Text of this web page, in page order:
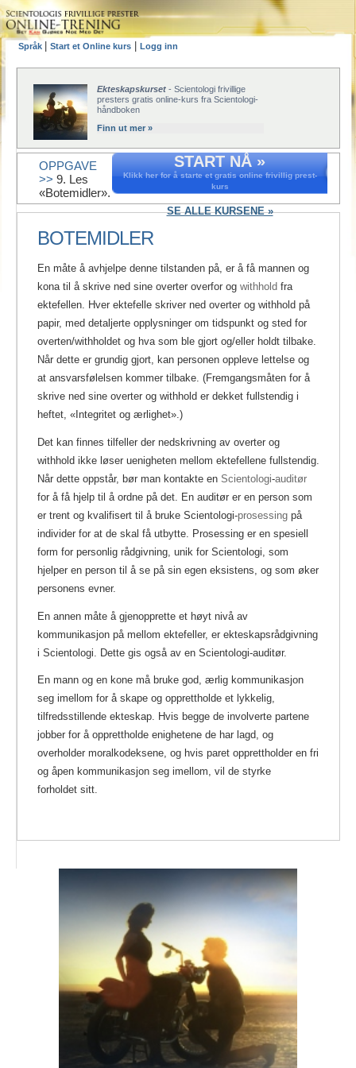
Språk Start et Online kurs Logg inn
Ekteskapskurset - Scientologi frivillige
presters gratis online-kurs fra Scientologi-
håndboken
Finn ut mer »
START NÅ »
Klikk her for å starte et gratis online frivillig prest-
kurs
SE ALLE KURSENE »
OPPGAVE
>> 9. Les
«Botemidler».
BOTEMIDLER
En måte å avhjelpe denne tilstanden på, er å få mannen og
kona til å skrive ned sine overter overfor og withhold fra
ektefellen. Hver ektefelle skriver ned overter og withhold på
papir, med detaljerte opplysninger om tidspunkt og sted for
overten/withholdet og hva som ble gjort og/eller holdt tilbake.
Når dette er grundig gjort, kan personen oppleve lettelse og
at ansvarsfølelsen kommer tilbake. (Fremgangsmåten for å
skrive ned sine overter og withhold er dekket fullstendig i
heftet, «Integritet og ærlighet».)
Det kan finnes tilfeller der nedskrivning av overter og
withhold ikke løser uenigheten mellom ektefellene fullstendig.
Når dette oppstår, bør man kontakte en Scientologi-auditør
for å få hjelp til å ordne på det. En auditør er en person som
er trent og kvalifisert til å bruke Scientologi-prosessing på
individer for at de skal få utbytte. Prosessing er en spesiell
form for personlig rådgivning, unik for Scientologi, som
hjelper en person til å se på sin egen eksistens, og som øker
personens evner.
En annen måte å gjenopprette et høyt nivå av
kommunikasjon på mellom ektefeller, er ekteskapsrådgivning
i Scientologi. Dette gis også av en Scientologi-auditør.
En mann og en kone må bruke god, ærlig kommunikasjon
seg imellom for å skape og opprettholde et lykkelig,
tilfredsstillende ekteskap. Hvis begge de involverte partene
jobber for å opprettholde enighetene de har lagd, og
overholder moralkodeksene, og hvis paret opprettholder en fri
og åpen kommunikasjon seg imellom, vil de styrke
forholdet sitt.